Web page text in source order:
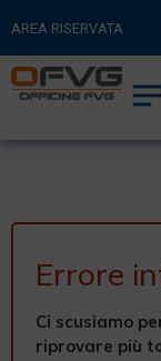
AREA RISERVATA
RITORNA AL
CARRELLO
Errore
Ci scusiamo
riprovare più